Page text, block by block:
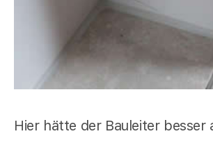
Hier hätte der Bauleiter besser